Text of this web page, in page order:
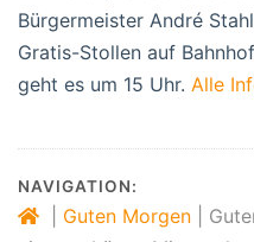
Bürgermeister André
Gratis-Stollen auf
geht es um 15 Uhr. Alle
NAVIGATION:
Guten Morgen